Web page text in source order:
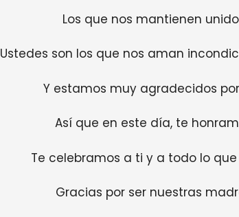
Los que nos mantienen
Ustedes son los que nos aman
Y estamos muy agradecidos
Así que en este día, te
Te celebramos a ti y a todo lo
Gracias por ser nuestras